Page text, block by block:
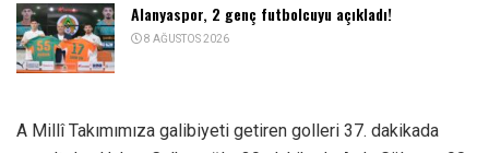
Alanyaspor, 2 genç futbolcuyu açıkladı!
8 AĞUSTOS 2026
A Millî Takımımıza galibiyeti getiren golleri 37. dakikada